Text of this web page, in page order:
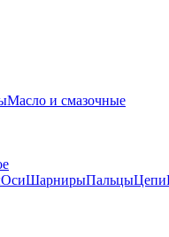
Масло и смазочные
ОсиШарнирыПальцыЦепи